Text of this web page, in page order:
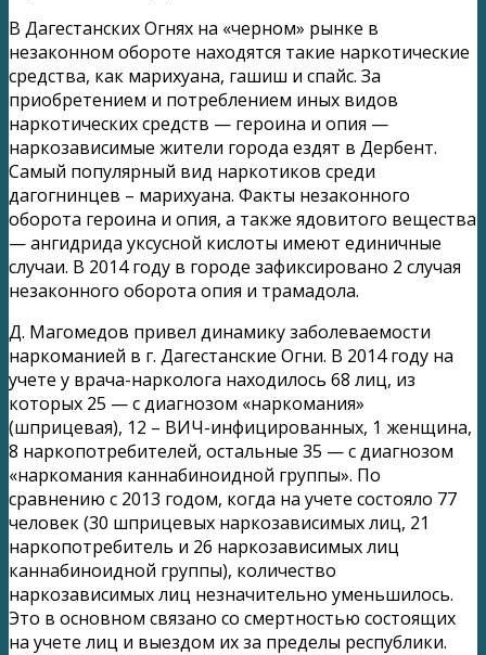
В Дагестанских Огнях на «черном» рынке в
незаконном обороте находятся такие наркотические
средства, как марихуана, гашиш и спайс. За
приобретением и потреблением иных видов
наркотических средств — героина и опия —
наркозависимые жители города ездят в Дербент.
Самый популярный вид наркотиков среди
дагогнинцев – марихуана. Факты незаконного
оборота героина и опия, а также ядовитого вещества
— ангидрида уксусной кислоты имеют единичные
случаи. В 2014 году в городе зафиксировано 2 случая
незаконного оборота опия и трамадола.
Д. Магомедов привел динамику заболеваемости
наркоманией в г. Дагестанские Огни. В 2014 году на
учете у врача-нарколога находилось 68 лиц, из
которых 25 — с диагнозом «наркомания»
(шприцевая), 12 – ВИЧ-инфицированных, 1 женщина,
8 наркопотребителей, остальные 35 — с диагнозом
«наркомания каннабиноидной группы». По
сравнению с 2013 годом, когда на учете состояло 77
человек (30 шприцевых наркозависимых лиц, 21
наркопотребитель и 26 наркозависимых лиц
каннабиноидной группы), количество
наркозависимых лиц незначительно уменьшилось.
Это в основном связано со смертностью состоящих
на учете лиц и выездом их за пределы республики.